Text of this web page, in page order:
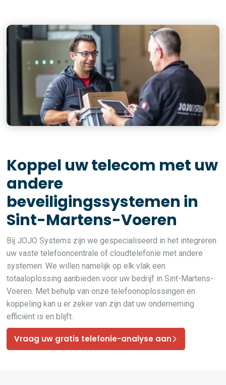
Koppel uw telecom met uw
andere
beveiligingssystemen in
Sint-Martens-Voeren
Bij JOJO Systems zijn we gespecialiseerd in het integreren
uw vaste telefooncentrale of cloudtelefonie met andere
systemen. We willen namelijk op elk vlak een
totaaloplossing aanbieden voor uw bedrijf in Sint-Martens-
Voeren. Met behulp van onze telefoonoplossingen en
koppeling kan u er zeker van zijn dat uw onderneming
efficiënt is en blijft.
Vraag uw gratis telefonie-analyse aan